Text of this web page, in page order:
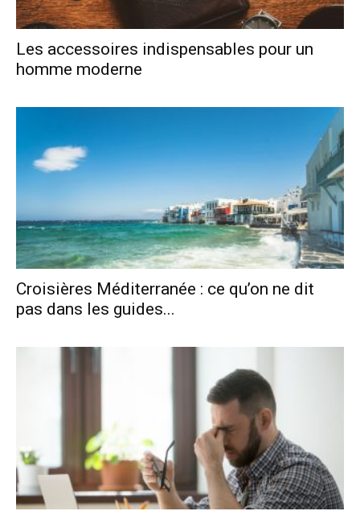
Les accessoires indispensables pour un
homme moderne
Croisières Méditerranée : ce qu’on ne dit
pas dans les guides...